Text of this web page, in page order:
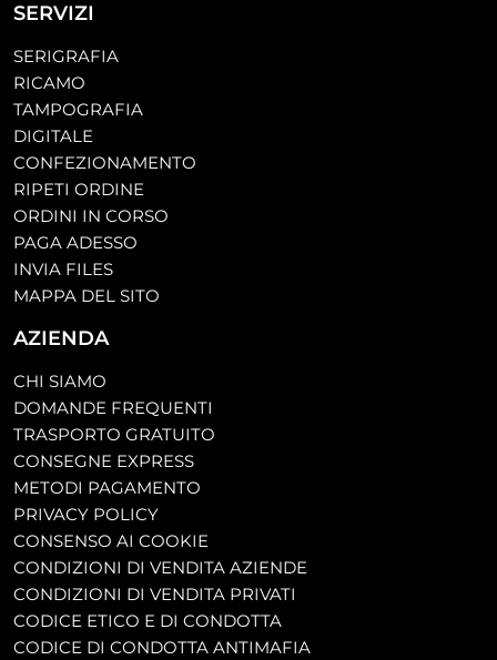
SERVIZI
SERIGRAFIA
RICAMO
TAMPOGRAFIA
DIGITALE
CONFEZIONAMENTO
RIPETI ORDINE
ORDINI IN CORSO
PAGA ADESSO
INVIA FILES
MAPPA DEL SITO
AZIENDA
CHI SIAMO
DOMANDE FREQUENTI
TRASPORTO GRATUITO
CONSEGNE EXPRESS
METODI PAGAMENTO
PRIVACY POLICY
CONSENSO AI COOKIE
CONDIZIONI DI VENDITA AZIENDE
CONDIZIONI DI VENDITA PRIVATI
CODICE ETICO E DI CONDOTTA
CODICE DI CONDOTTA ANTIMAFIA